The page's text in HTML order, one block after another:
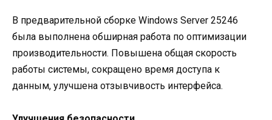
В предварительной сборке Windows Server 25246
была выполнена обширная работа по оптимизации
производительности. Повышена общая скорость
работы системы, сокращено время доступа к
данным, улучшена отзывчивость интерфейса.